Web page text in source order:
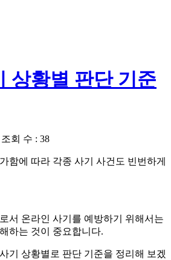
상황별 판단 기준
조회 수 : 38
함에 따라 각종 사기 사건도 빈번하게
서 온라인 사기를 예방하기 위해서는
하는 것이 중요합니다.
기 상황별로 판단 기준을 정리해 보겠